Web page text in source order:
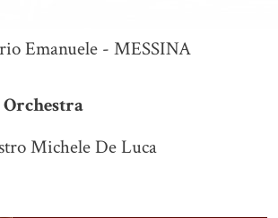
Emanuele - MESSINA
Michele De Luca